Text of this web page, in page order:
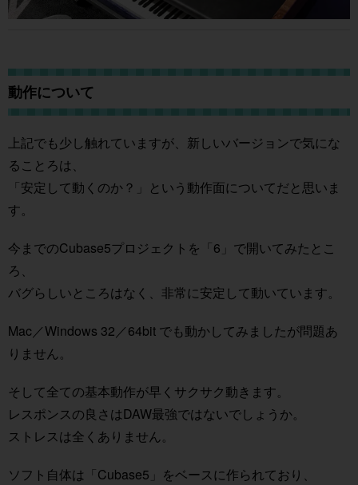
動作について
上記でも少し触れていますが、新しいバージョンで気にな
ることろは、
「安定して動くのか？」という動作面についてだと思いま
す。
今までのCubase5プロジェクトを「6」で開いてみたとこ
ろ、
バグらしいところはなく、非常に安定して動いています。
Mac／Windows 32／64bit でも動かしてみましたが問題あ
りません。
そして全ての基本動作が早くサクサク動きます。
レスポンスの良さはDAW最強ではないでしょうか。
ストレスは全くありません。
ソフト自体は「Cubase5」をベースに作られており、